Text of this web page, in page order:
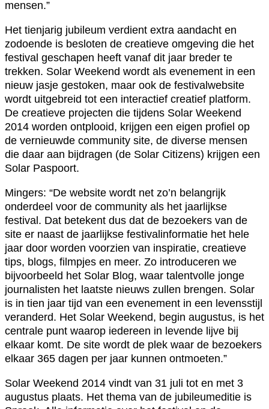
mensen.”
Het tienjarig jubileum verdient extra aandacht en
zodoende is besloten de creatieve omgeving die het
festival geschapen heeft vanaf dit jaar breder te
trekken. Solar Weekend wordt als evenement in een
nieuw jasje gestoken, maar ook de festivalwebsite
wordt uitgebreid tot een interactief creatief platform.
De creatieve projecten die tijdens Solar Weekend
2014 worden ontplooid, krijgen een eigen profiel op
de vernieuwde community site, de diverse mensen
die daar aan bijdragen (de Solar Citizens) krijgen een
Solar Paspoort.
Mingers: “De website wordt net zo’n belangrijk
onderdeel voor de community als het jaarlijkse
festival. Dat betekent dus dat de bezoekers van de
site er naast de jaarlijkse festivalinformatie het hele
jaar door worden voorzien van inspiratie, creatieve
tips, blogs, filmpjes en meer. Zo introduceren we
bijvoorbeeld het Solar Blog, waar talentvolle jonge
journalisten het laatste nieuws zullen brengen. Solar
is in tien jaar tijd van een evenement in een levensstijl
veranderd. Het Solar Weekend, begin augustus, is het
centrale punt waarop iedereen in levende lijve bij
elkaar komt. De site wordt de plek waar de bezoekers
elkaar 365 dagen per jaar kunnen ontmoeten.”
Solar Weekend 2014 vindt van 31 juli tot en met 3
augustus plaats. Het thema van de jubileumeditie is